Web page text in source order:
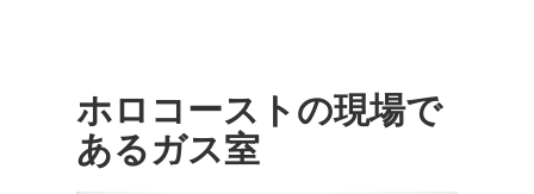
ホロコーストの現場で
あるガス室